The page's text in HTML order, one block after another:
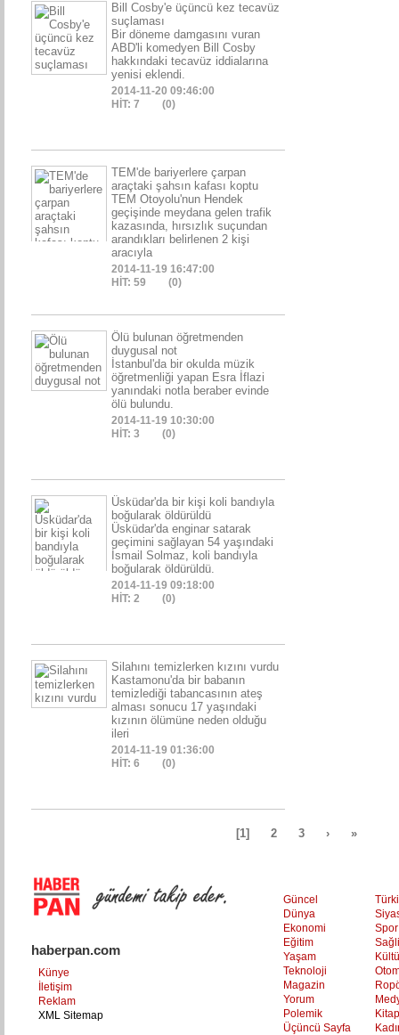
Bill Cosby'e üçüncü kez tecavüz
suçlaması
Bir döneme damgasını vuran
ABD'li komedyen Bill Cosby
hakkındaki tecavüz iddialarına
yenisi eklendi.
2014-11-20 09:46:00
HİT: 7
(0)
TEM'de bariyerlere çarpan
araçtaki şahsın kafası koptu
TEM Otoyolu'nun Hendek
geçişinde meydana gelen trafik
kazasında, hırsızlık suçundan
arandıkları belirlenen 2 kişi
aracıyla
2014-11-19 16:47:00
HİT: 59
(0)
Ölü bulunan öğretmenden
duygusal not
İstanbul'da bir okulda müzik
öğretmenliği yapan Esra İflazi
yanındaki notla beraber evinde
ölü bulundu.
2014-11-19 10:30:00
HİT: 3
(0)
Üsküdar'da bir kişi koli bandıyla
boğularak öldürüldü
Üsküdar'da enginar satarak
geçimini sağlayan 54 yaşındaki
İsmail Solmaz, koli bandıyla
boğularak öldürüldü.
2014-11-19 09:18:00
HİT: 2
(0)
Silahını temizlerken kızını vurdu
Kastamonu'da bir babanın
temizlediği tabancasının ateş
alması sonucu 17 yaşındaki
kızının ölümüne neden olduğu
ileri
2014-11-19 01:36:00
HİT: 6
(0)
[1] 2 3 › »
haberpan.com
Künye
İletişim
Reklam
XML Sitemap
Güncel
Dünya
Ekonomi
Spor
Eğitim
Yaşam
Teknoloji
Magazin
Yorum
Polemik
Kitap
Üçüncü Sayfa